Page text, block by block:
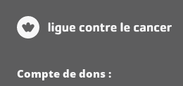
Compte de dons :